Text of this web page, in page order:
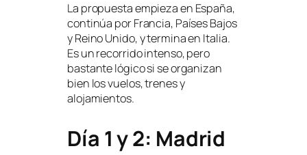
La propuesta empieza en España,
continúa por Francia, Países Bajos
y Reino Unido, y termina en Italia.
Es un recorrido intenso, pero
bastante lógico si se organizan
bien los vuelos, trenes y
alojamientos.
Día 1 y 2: Madrid